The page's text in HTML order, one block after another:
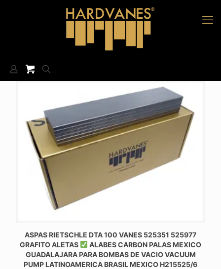
ASPAS RIETSCHLE DTA 100 VANES 525351 525977
GRAFITO ALETAS
ALABES CARBON PALAS MEXICO
GUADALAJARA PARA BOMBAS DE VACIO VACUUM
PUMP LATINOAMERICA BRASIL MEXICO H215525/6